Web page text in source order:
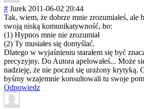
# Jurek 2011-06-02 20:44
Tak, wiem, że dobrze mnie zrozumiałeś, ale
swoją niską komunikatywność, bo:
(1) Hypnos mnie nie zrozumiał
(2) Ty musiałes się domyślać.
Dlatego w wyjaśnieniu starałem się być
precyzyjny. Do Autora apelowałeś... Może
nadzieję, że nie poczuł się urażony krytyką.
byśmy wzajemnie konsultowali tu swoje
Odpowiedz